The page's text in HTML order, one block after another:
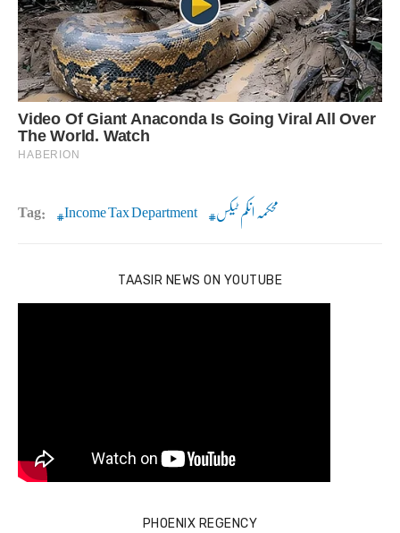
Tag: Income Tax Department محکمہ انکم ٹیکس
TAASIR NEWS ON YOUTUBE
PHOENIX REGENCY